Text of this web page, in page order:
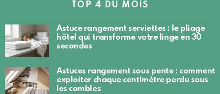
TOP 4 DU MOIS
Astuce rangement serviettes : le pliage
hôtel qui transforme votre linge en 30
secondes
Astuces rangement sous pente : comment
exploiter chaque centimètre perdu sous
les combles